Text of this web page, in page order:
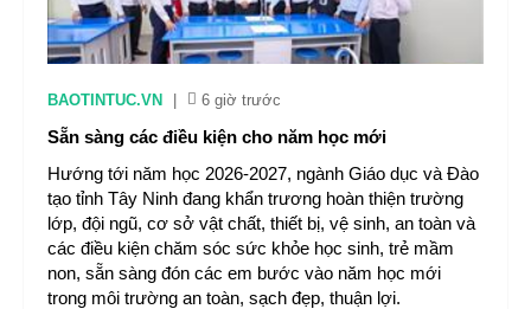
BAOTINTUC.VN 6 giờ trước
Sẵn sàng các điều kiện cho năm học mới
Hướng tới năm học 2026-2027, ngành Giáo dục và Đào
tạo tỉnh Tây Ninh đang khẩn trương hoàn thiện trường
lớp, đội ngũ, cơ sở vật chất, thiết bị, vệ sinh, an toàn và
các điều kiện chăm sóc sức khỏe học sinh, trẻ mầm
non, sẵn sàng đón các em bước vào năm học mới
trong môi trường an toàn, sạch đẹp, thuận lợi.